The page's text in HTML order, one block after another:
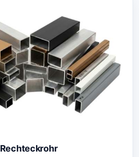
Rechteckrohr